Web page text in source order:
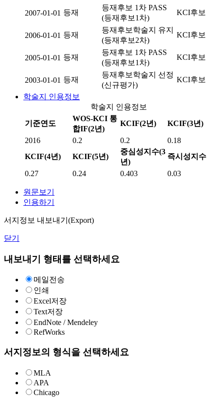
2007-01-01 등재
등재후보 1차 PASS
(등재후보1차)
KCI후보
2006-01-01 등재
등재후보학술지 유지
(등재후보2차)
KCI후보
2005-01-01 등재
등재후보 1차 PASS
(등재후보1차)
KCI후보
2003-01-01 등재
등재후보학술지 선정
(신규평가)
KCI후보
학술지 인용정보
학술지 인용정보
기준연도
WOS-KCI 통
합IF(2년)
KCIF(2년) KCIF(3년)
2016 0.2 0.2
0.18
KCIF(4년)
KCIF(5년)
중심성지수(3
년)
즉시성지수
0.27 0.24 0.403 0.03
원문보기
인용하기
서지정보 내보내기(Export)
닫기
내보내기 형태를 선택하세요
메일전송
인쇄
Excel저장
Text저장
EndNote / Mendeley
RefWorks
서지정보의 형식을 선택하세요
MLA
APA
Chicago